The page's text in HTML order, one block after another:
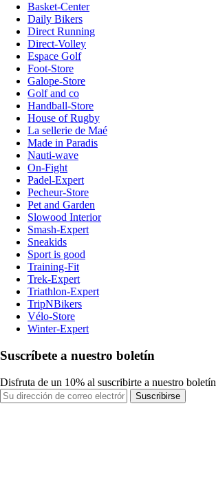
Basket-Center
Daily Bikers
Direct Running
Direct-Volley
Espace Golf
Foot-Store
Galope-Store
Golf and co
Handball-Store
House of Rugby
La sellerie de Maé
Made in Paradis
Nauti-wave
On-Fight
Padel-Expert
Pecheur-Store
Pet and Garden
Slowood Interior
Smash-Expert
Sneakids
Sport is good
Training-Fit
Trek-Expert
Triathlon-Expert
TripNBikers
Vélo-Store
Winter-Expert
Suscríbete a nuestro boletín
Disfruta de un 10% al suscribirte a nuestro boletín
Suscribirse